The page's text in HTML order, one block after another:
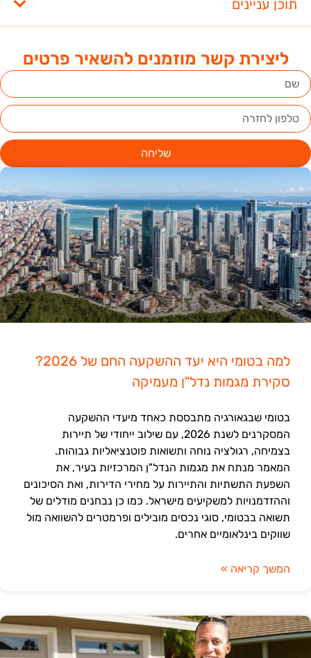
ליצירת קשר מוזמנים להשאיר פרטים
שליחה
למה בטומי היא יעד ההשקעה החם של 2026?
סקירת מגמות נדל"ן מעמיקה
בטומי שבגאורגיה מתבססת כאחד מיעדי ההשקעה
המסקרנים לשנת 2026, עם שילוב ייחודי של תיירות
בצמיחה, רגולציה נוחה ותשואות פוטנציאליות גבוהות.
המאמר מנתח את מגמות הנדל"ן המרכזיות בעיר, את
השפעת התשתיות והתיירות על מחירי הדירות, ואת הסיכונים
וההזדמנויות למשקיעים מישראל. כמו כן נבחנים מודלים של
תשואה בבטומי, סוגי נכסים מובילים ופרמטרים להשוואה מול
שווקים בינלאומיים אחרים.
המשך קריאה »
תוכן עניינים